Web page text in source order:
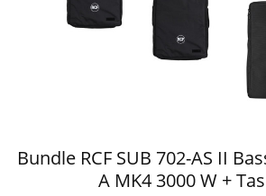
Bundle RCF SUB 702-AS II
A MK4 3000 W +